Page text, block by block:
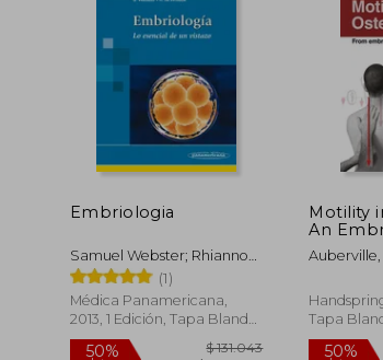
Embriologia
Samuel Webster; Rhiannon
De Wreede (1)
Médica Panamericana,
2013, 1 Edición, Tapa Blanda,
Nuevo
Motility
An
Auberville,
Tapa